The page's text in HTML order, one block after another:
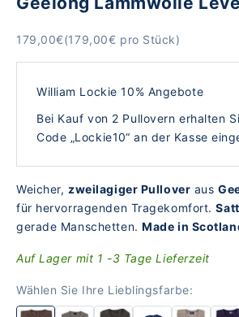
Angebot
179,00€(179,00€ pro Stück)
William Lockie 10% Angebote
Bei Kauf von 2 Pullovern erhalten
Code „Lockie10“ an der Kasse
Weicher, zweilagiger Pullover aus
für hervorragenden Tragekomfort.
gerade Manschetten.Made in
Auf Lager mit 1 -3 Tage Lieferzeit
Wählen Sie Ihre Lieblingsfarbe: